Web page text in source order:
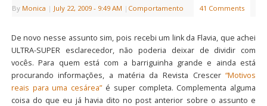
By Monica | July 22, 2009 - 9:49 AM | Comportamento 41 Comments
De novo nesse assunto sim, pois recebi um link da Flavia, que achei
ULTRA-SUPER esclarecedor, não poderia deixar de dividir com
vocês. Para quem está com a barriguinha grande e ainda está
procurando informações, a matéria da Revista Crescer“Motivos
reais para uma cesárea”é super completa. Complementa alguma
coisa do que eu já havia dito no post anterior sobre o assunto e